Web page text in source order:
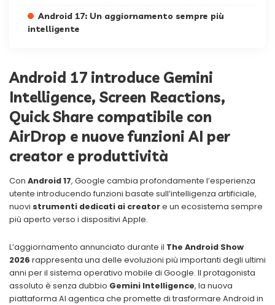
Android 17: Un aggiornamento sempre più
intelligente
Android 17 introduce Gemini
Intelligence, Screen Reactions,
Quick Share compatibile con
AirDrop e nuove funzioni AI per
creator e produttività
Con Android 17, Google cambia profondamente l’esperienza
utente introducendo funzioni basate sull’intelligenza artificiale,
nuovi strumenti dedicati ai creatore un ecosistema sempre
più aperto verso i dispositivi Apple.
L’aggiornamento annunciato durante il The Android Show
2026 rappresenta una delle evoluzioni più importanti degli ultimi
anni per il sistema operativo mobile di Google. Il protagonista
assoluto è senza dubbio Gemini Intelligence, la nuova
piattaforma AI agentica che promette di trasformare Android in